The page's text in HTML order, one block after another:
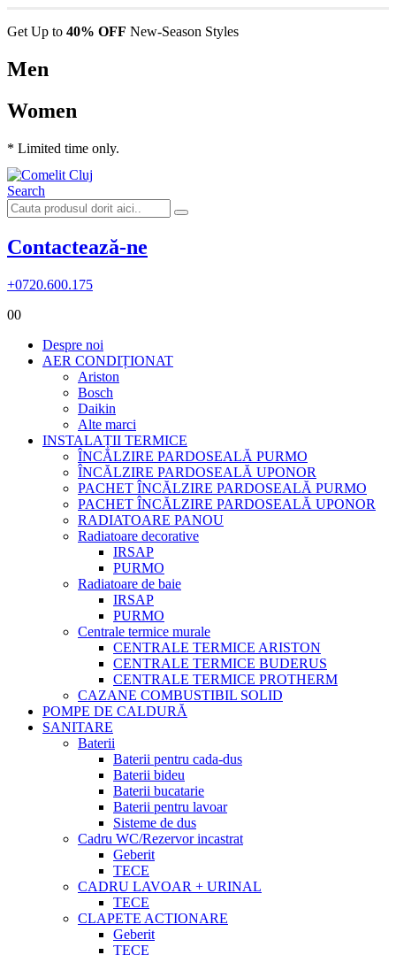
Get Up to 40% OFF New-Season Styles
Men
Women
* Limited time only.
Search
Contactează-ne
+0720.600.175
00
Despre noi
AER CONDIȚIONAT
Ariston
Bosch
Daikin
Alte marci
INSTALAȚII TERMICE
ÎNCĂLZIRE PARDOSEALĂ PURMO
ÎNCĂLZIRE PARDOSEALĂ UPONOR
PACHET ÎNCĂLZIRE PARDOSEALĂ PURMO
PACHET ÎNCĂLZIRE PARDOSEALĂ UPONOR
RADIATOARE PANOU
Radiatoare decorative
IRSAP
PURMO
Radiatoare de baie
IRSAP
PURMO
Centrale termice murale
CENTRALE TERMICE ARISTON
CENTRALE TERMICE BUDERUS
CENTRALE TERMICE PROTHERM
CAZANE COMBUSTIBIL SOLID
POMPE DE CALDURĂ
SANITARE
Baterii
Baterii pentru cada-dus
Baterii bideu
Baterii bucatarie
Baterii pentru lavoar
Sisteme de dus
Cadru WC/Rezervor incastrat
Geberit
TECE
CADRU LAVOAR + URINAL
TECE
CLAPETE ACTIONARE
Geberit
TECE